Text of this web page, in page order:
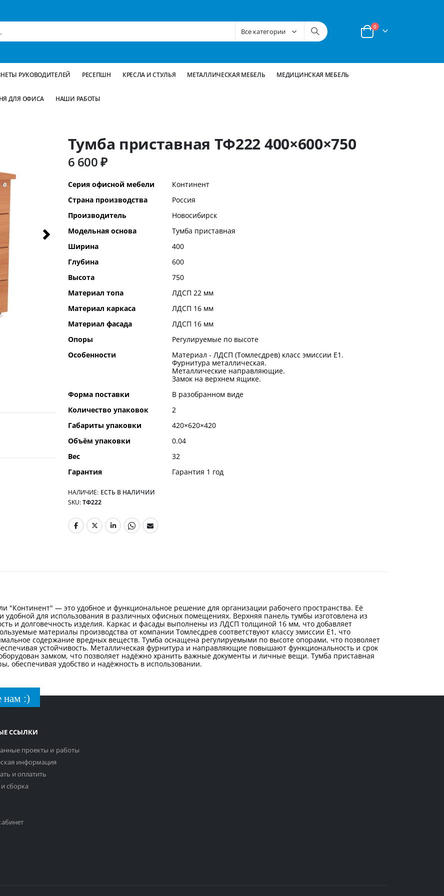
Корзина
0позиции
РУКОВОДИТЕЛЕЙ РЕСЕПШН КРЕСЛА И СТУЛЬЯ МЕТАЛЛИЧЕСКАЯ МЕБЕЛЬ МЕДИЦИНСКАЯ МЕБЕЛЬ
ДЛЯ ОФИСА НАШИ РАБОТЫ
Тумба приставная ТФ222 400×600×750
6 600 ₽
Дополнительная
информация
Серия офисной мебели
Континент
Страна производства
Россия
Производитель
Новосибирск
Модельная основа
Тумба приставная
Ширина
400
Глубина
600
Высота
750
Материал топа
ЛДСП 22 мм
Материал каркаса
ЛДСП 16 мм
Материал фасада
ЛДСП 16 мм
Опоры
Регулируемые по высоте
Особенности
Материал - ЛДСП (Томлесдрев) класс эмиссии Е1.
Фурнитура металлическая.
Металлические направляющие.
Замок на верхнем ящике.
Форма поставки
В разобранном виде
Количество упаковок
2
Габариты упаковки
420×620×420
Объём упаковки
0.04
Вес
32
Гарантия
Гарантия 1 год
НАЛИЧИЕ: ЕСТЬ В НАЛИЧИИ
SKU ТФ222
"Континент" — это удобное и функциональное решение для организации рабочего пространства. Её
для использования в различных офисных помещениях. Верхняя панель тумбы изготовлена из
и долговечность изделия. Каркас и фасады выполнены из ЛДСП толщиной 16 мм, что добавляет
материалы производства от компании Томлесдрев соответствуют классу эмиссии Е1, что
содержание вредных веществ. Тумба оснащена регулируемыми по высоте опорами, что позволяет
устойчивость. Металлическая фурнитура и направляющие повышают функциональность и срок
замком, что позволяет надёжно хранить важные документы и личные вещи. Тумба приставная
обеспечивая удобство и надёжность в использовании.
нам :)
ССЫЛКИ
проекты и работы
информация
и оплатить
сборка